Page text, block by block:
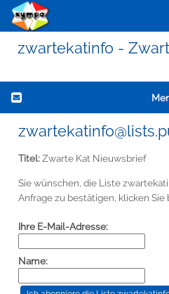
zwartekatinfo -
Titel:Zwarte Kat Nieuwsbrief
Sie wünschen, die Liste
Anfrage zu bestätigen, klicken Sie
Ihre E-Mail-Adresse:
Name: